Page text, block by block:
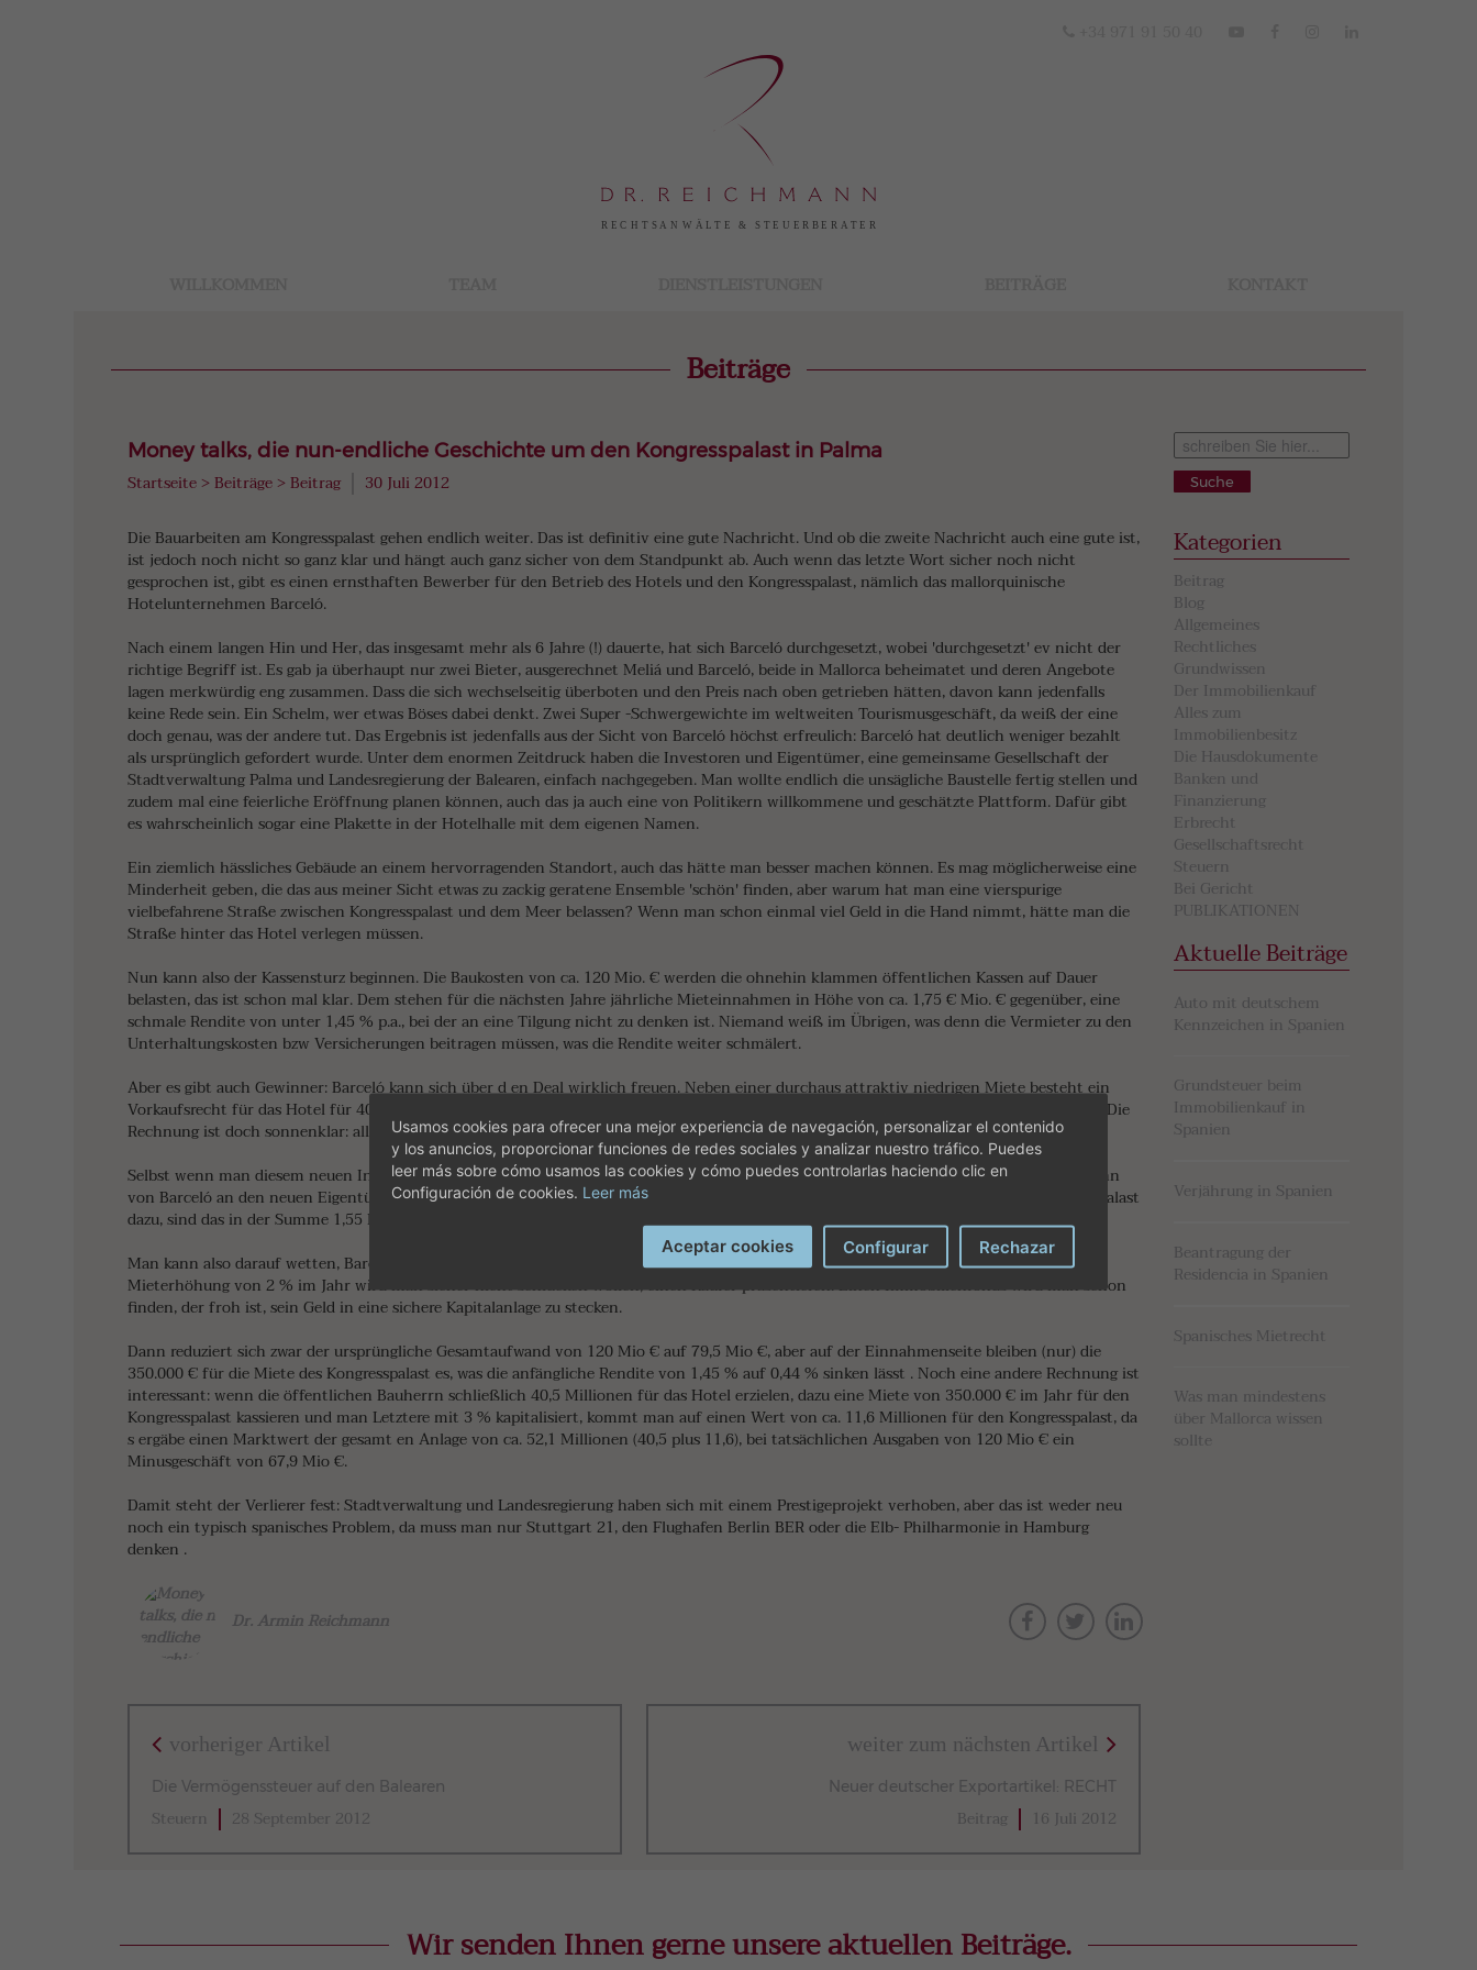
Beiträge
Money talks, die nun-endliche Geschichte um den Kongresspalast in Palma
Startseite >Beiträge >Beitrag 30 Juli 2012
Die Bauarbeiten am Kongresspalast gehen endlich weiter. Das ist definitiv eine gute Nachricht. Und ob die zweite Nachricht auch eine gute ist,
ist jedoch noch nicht so ganz klar und hängt auch ganz sicher von dem Standpunkt ab. Auch wenn das letzte Wort sicher noch nicht
gesprochen ist, gibt es einen ernsthaften Bewerber für den Betrieb des Hotels und den Kongresspalast, nämlich das mallorquinische
Hotelunternehmen Barceló.
Nach einem langen Hin und Her, das insgesamt mehr als 6 Jahre (!) dauerte, hat sich Barceló durchgesetzt, wobei 'durchgesetzt' ev nicht der
richtige Begriff ist. Es gab ja überhaupt nur zwei Bieter, ausgerechnet Meliá und Barceló, beide in Mallorca beheimatet und deren Angebote
lagen merkwürdig eng zusammen. Dass die sich wechselseitig überboten und den Preis nach oben getrieben hätten, davon kann jedenfalls
keine Rede sein. Ein Schelm, wer etwas Böses dabei denkt. Zwei Super -Schwergewichte im weltweiten Tourismusgeschäft, da weiß der eine
doch genau, was der andere tut. Das Ergebnis ist jedenfalls aus der Sicht von Barceló höchst erfreulich: Barceló hat deutlich weniger bezahlt
als ursprünglich gefordert wurde. Unter dem enormen Zeitdruck haben die Investoren und Eigentümer, eine gemeinsame Gesellschaft der
Stadtverwaltung Palma und Landesregierung der Balearen, einfach nachgegeben. Man wollte endlich die unsägliche Baustelle fertig stellen und
zudem mal eine feierliche Eröffnung planen können, auch das ja auch eine von Politikern willkommene und geschätzte Plattform. Dafür gibt
es wahrscheinlich sogar eine Plakette in der Hotelhalle mit dem eigenen Namen.
Ein ziemlich hässliches Gebäude an einem hervorragenden Standort, auch das hätte man besser machen können. Es mag möglicherweise eine
Minderheit geben, die das aus meiner Sicht etwas zu zackig geratene Ensemble 'schön' finden, aber warum hat man eine vierspurige
vielbefahrene Straße zwischen Kongresspalast und dem Meer belassen? Wenn man schon einmal viel Geld in die Hand nimmt, hätte man die
Straße hinter das Hotel verlegen müssen.
Nun kann also der Kassensturz beginnen. Die Baukosten von ca. 120 Mio. € werden die ohnehin klammen öffentlichen Kassen auf Dauer
belasten, das ist schon mal klar. Dem stehen für die nächsten Jahre jährliche Mieteinnahmen in Höhe von ca. 1,75 € Mio. € gegenüber, eine
schmale Rendite von unter 1,45 % p.a., bei der an eine Tilgung nicht zu denken ist. Niemand weiß im Übrigen, was denn die Vermieter zu den
Unterhaltungskosten bzw Versicherungen beitragen müssen, was die Rendite weiter schmälert.
Aber es gibt auch Gewinner: Barceló kann sich über d en Deal wirklich freuen. Neben einer durchaus attraktiv niedrigen Miete besteht ein
Vorkaufsrecht für das Hotel für 40,5 Mio. €. K ein Zweifel: Barceló sucht oder hat bereits einen Investor, der diesen Betrag bezahlen wird. Die
Rechnung ist doch sonnenklar: alles wird deutlich billiger als bisher.
Selbst wenn man diesem neuen Investor eine Rendite von 3 % auf sein eingesetztes Kapital von 40.5 Mio € verspricht, würde sich die dann
von Barceló an den neuen Eigentümer zu zahlende neue Miete auf ca. 1,2 Mio. € reduz ieren. Nimmt man die 350.000 € für den Kongresspalast
dazu, sind das in der Summe 1,55 Mio. € Miete im Jahr und schon hat man 200.000 € pro Jahr gespart.
Man kann also darauf wetten, Barceló wird nach Ablauf einer Schamfrist, aber sicherlich vor Ablauf eines Jahres, denn die vereinbarte
Mieterhöhung von 2 % im Jahr wird man sicher nicht schlucken wollen, einen Käufer präsentieren. Einen Immobilienfonds wird man schon
finden, der froh ist, sein Geld in eine sichere Kapitalanlage zu stecken.
Dann reduziert sich zwar der ursprüngliche Gesamtaufwand von 120 Mio € auf 79,5 Mio €, aber auf der Einnahmenseite bleiben (nur) die
350.000 € für die Miete des Kongresspalast es, was die anfängliche Rendite von 1,45 % auf 0,44 % sinken lässt . Noch eine andere Rechnung ist
interessant: wenn die öffentlichen Bauherrn schließlich 40,5 Millionen für das Hotel erzielen, dazu eine Miete von 350.000 € im Jahr für den
Kongresspalast kassieren und man Letztere mit 3 % kapitalisiert, kommt man auf einen Wert von ca. 11,6 Millionen für den Kongresspalast, da
s ergäbe einen Marktwert der gesamt en Anlage von ca. 52,1 Millionen (40,5 plus 11,6), bei tatsächlichen Ausgaben von 120 Mio € ein
Minusgeschäft von 67,9 Mio €.
Damit steht der Verlierer fest: Stadtverwaltung und Landesregierung haben sich mit einem Prestigeprojekt verhoben, aber das ist weder neu
noch ein typisch spanisches Problem, da muss man nur Stuttgart 21, den Flughafen Berlin BER oder die Elb- Philharmonie in Hamburg
denken .
Dr. Armin Reichmann
vorheriger Artikel
Die Vermögenssteuer auf den Balearen
Steuern 28 September 2012
weiter zum nächsten Artikel
Neuer deutscher Exportartikel: RECHT
Beitrag 16 Juli 2012
Suche
Kategorien
Beitrag
Blog
Allgemeines
Rechtliches
Grundwissen
Der Immobilienkauf
Alles zum
Immobilienbesitz
Die Hausdokumente
Banken und
Finanzierung
Erbrecht
Gesellschaftsrecht
Steuern
Bei Gericht
PUBLIKATIONEN
Aktuelle Beiträge
Auto mit deutschem
Kennzeichen in Spanien
Grundsteuer beim
Immobilienkauf in
Spanien
Verjährung in Spanien
Beantragung der
Residencia in Spanien
Spanisches Mietrecht
Was man mindestens
über Mallorca wissen
sollte
Wir senden Ihnen gerne unsere aktuellen Beiträge.
Usamos cookies para ofrecer una mejor experiencia de navegación, personalizar el contenido
y los anuncios, proporcionar funciones de redes sociales y analizar nuestro tráfico. Puedes
leer más sobre cómo usamos las cookies y cómo puedes controlarlas haciendo clic en
Configuración de cookies. Leer más
Aceptar cookies Configurar Rechazar